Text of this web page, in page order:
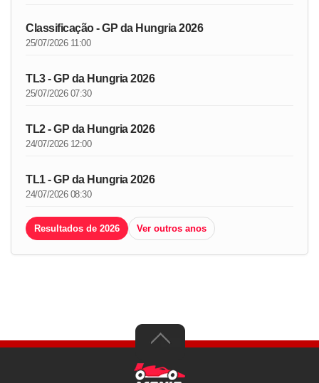
Classificação - GP da Hungria 2026
25/07/2026 11:00
TL3 - GP da Hungria 2026
25/07/2026 07:30
TL2 - GP da Hungria 2026
24/07/2026 12:00
TL1 - GP da Hungria 2026
24/07/2026 08:30
Resultados de 2026 Ver outros anos